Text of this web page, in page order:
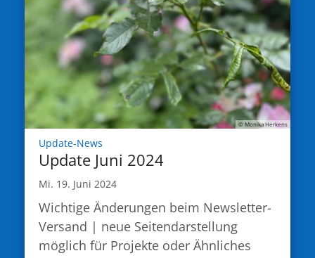
© Monika Herkens
Update-News
Update Juni 2024
Mi. 19. Juni 2024
Wichtige Änderungen beim Newsletter-
Versand | neue Seitendarstellung
möglich für Projekte oder Ähnliches